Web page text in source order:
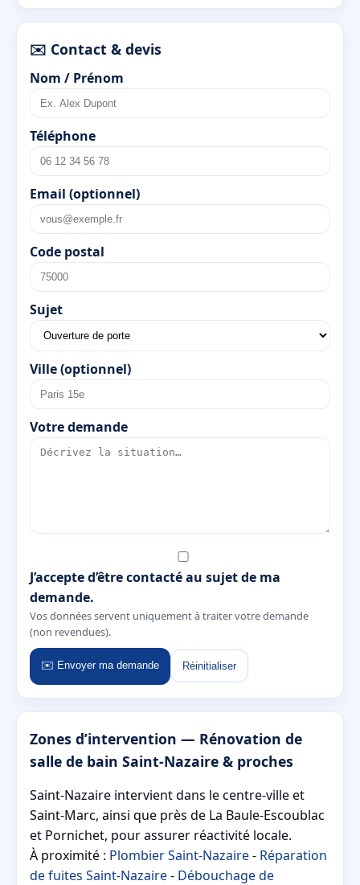
✉️ Contact & devis
Nom / Prénom
Téléphone
Email (optionnel)
Code postal
Sujet
Ville (optionnel)
Votre demande
J’accepte d’être contacté au sujet de ma
demande.
Vos données servent uniquement à traiter votre demande
(non revendues).
✉️ Envoyer ma demande Réinitialiser
Zones d’intervention — Rénovation de
salle de bain Saint-Nazaire & proches
Saint-Nazaire intervient dans le centre-ville et
Saint-Marc, ainsi que près de La Baule-Escoublac
et Pornichet, pour assurer réactivité locale.
À proximité : Plombier Saint-Nazaire- Réparation
de fuites Saint-Nazaire- Débouchage de